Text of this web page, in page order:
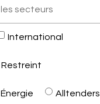
International
Restreint
Énergie Alltenders